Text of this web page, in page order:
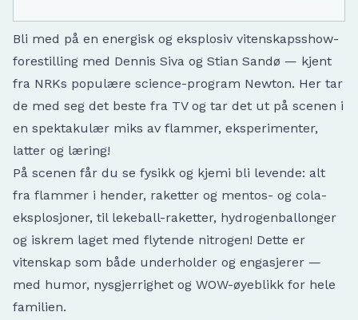
Bli med på en energisk og eksplosiv vitenskapsshow-
forestilling med Dennis Siva og Stian Sandø — kjent
fra NRKs populære science-program Newton. Her tar
de med seg det beste fra TV og tar det ut på scenen i
en spektakulær miks av flammer, eksperimenter,
latter og læring!
På scenen får du se fysikk og kjemi bli levende: alt
fra flammer i hender, raketter og mentos- og cola-
eksplosjoner, til lekeball-raketter, hydrogenballonger
og iskrem laget med flytende nitrogen! Dette er
vitenskap som både underholder og engasjerer —
med humor, nysgjerrighet og WOW-øyeblikk for hele
familien.